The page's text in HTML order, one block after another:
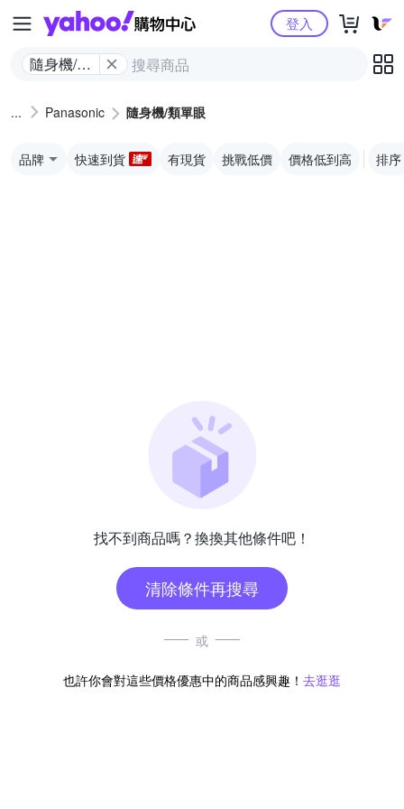
Yahoo購物中心
隨身機/類
登入
Panasonic 隨身機/類單眼
品牌 快速到貨 有現貨 挑戰低價 價格低到高 排序
找不到商品嗎？換換其他條件吧！
清除條件再搜尋
或
也許你會對這些價格優惠中的商品感興趣！ 去逛逛